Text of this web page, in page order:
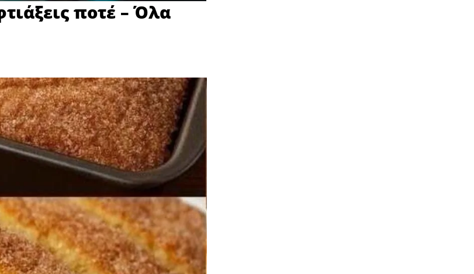
ποτέ – Όλα